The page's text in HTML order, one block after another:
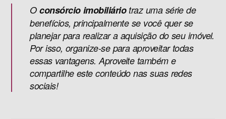
Oconsórcio imobiliáriotraz uma série de
benefícios, principalmente se você quer se
planejar para realizar a aquisição do seu imóvel.
Por isso, organize-se para aproveitar todas
essas vantagens. Aproveite também e
compartilhe este conteúdo nas suas redes
sociais!